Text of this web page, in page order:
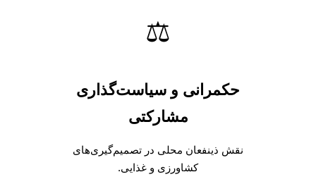
⚖️
حکمرانی و سیاست‌گذاری
مشارکتی
نقش ذینفعان محلی در تصمیم‌گیری‌های
کشاورزی و غذایی.